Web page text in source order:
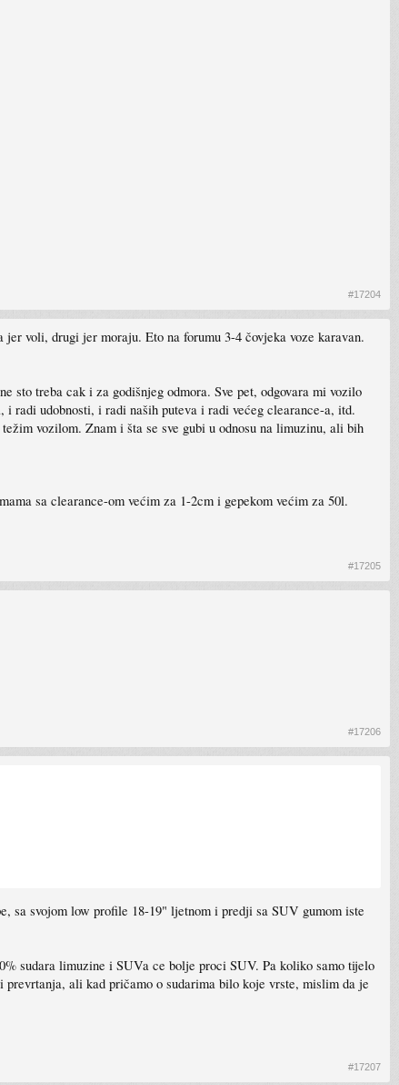
#17204
voli, drugi jer moraju. Eto na forumu 3-4 čovjeka voze karavan.
sto treba cak i za godišnjeg odmora. Sve pet, odgovara mi vozilo
radi udobnosti, i radi naših puteva i radi većeg clearance-a, itd.
vozilom. Znam i šta se sve gubi u odnosu na limuzinu, ali bih
sa clearance-om većim za 1-2cm i gepekom većim za 50l.
#17205
#17206
sa svojom low profile 18-19" ljetnom i predji sa SUV gumom iste
sudara limuzine i SUVa ce bolje proci SUV. Pa koliko samo tijelo
ali kad pričamo o sudarima bilo koje vrste, mislim da je
#17207